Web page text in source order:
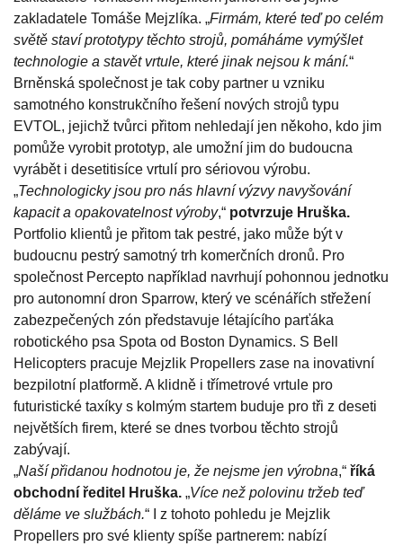
zakladatele Tomáše Mejzlíka. „Firmám, které teď po celém
světě staví prototypy těchto strojů, pomáháme vymýšlet
technologie a stavět vrtule, které jinak nejsou k mání.“
Brněnská společnost je tak coby partner u vzniku
samotného konstrukčního řešení nových strojů typu
EVTOL, jejichž tvůrci přitom nehledají jen někoho, kdo jim
pomůže vyrobit prototyp, ale umožní jim do budoucna
vyrábět i desetitisíce vrtulí pro sériovou výrobu.
„Technologicky jsou pro nás hlavní výzvy navyšování
kapacit a opakovatelnost výroby,“ potvrzuje Hruška.
Portfolio klientů je přitom tak pestré, jako může být v
budoucnu pestrý samotný trh komerčních dronů. Pro
společnost Percepto například navrhují pohonnou jednotku
pro autonomní dron Sparrow, který ve scénářích střežení
zabezpečených zón představuje létajícího parťáka
robotického psa Spota od Boston Dynamics. S Bell
Helicopters pracuje Mejzlik Propellers zase na inovativní
bezpilotní platformě. A klidně i třímetrové vrtule pro
futuristické taxíky s kolmým startem buduje pro tři z deseti
největších firem, které se dnes tvorbou těchto strojů
zabývají.
„Naší přidanou hodnotou je, že nejsme jen výrobna,“ říká
obchodní ředitel Hruška. „Více než polovinu tržeb teď
děláme ve službách.“ I z tohoto pohledu je Mejzlik
Propellers pro své klienty spíše partnerem: nabízí